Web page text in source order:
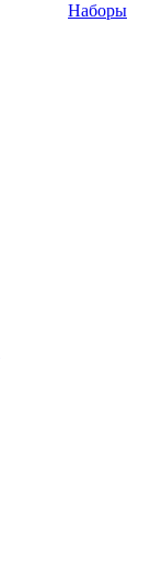
Наборы